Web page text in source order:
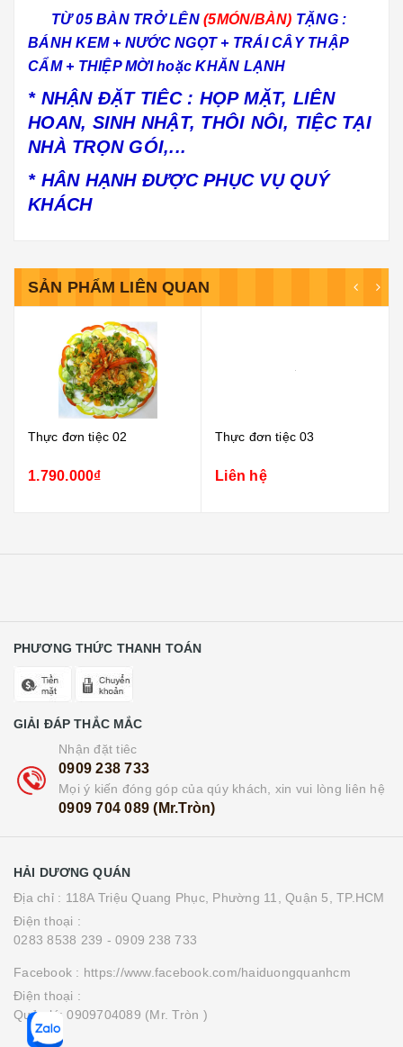
TỪ 05 BÀN TRỞ LÊN (5MÓN/BÀN) TẶNG :
BÁNH KEM + NƯỚC NGỌT + TRÁI CÂY THẬP
CẨM + THIỆP MỜI hoặc KHĂN LẠNH
* NHẬN ĐẶT TIÊC : HỌP MẶT, LIÊN
HOAN, SINH NHẬT, THÔI NÔI, TIỆC TẠI
NHÀ TRỌN GÓI,...
* HÂN HẠNH ĐƯỢC PHỤC VỤ QUÝ
KHÁCH
SẢN PHẨM LIÊN QUAN
Thực đơn tiệc 02
1.790.000₫
Thực đơn tiệc 03
Liên hệ
PHƯƠNG THỨC THANH TOÁN
GIẢI ĐÁP THẮC MẮC
Nhận đặt tiêc
0909 238 733
Mọi ý kiến đóng góp của qúy khách, xin vui lòng liên hệ
0909 704 089 (Mr.Tròn)
HẢI DƯƠNG QUÁN
Địa chỉ : 118A Triệu Quang Phục, Phường 11, Quận 5, TP.HCM
Điện thoại :
0283 8538 239 - 0909 238 733
Facebook : https://www.facebook.com/haiduongquanhcm
Điện thoại :
Quản lý: 0909704089 (Mr. Tròn )